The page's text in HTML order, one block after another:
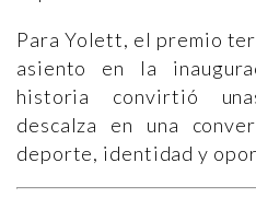
Para Yolett, el premio
asiento en la
historia convirtió
descalza en una
deporte, identidad y